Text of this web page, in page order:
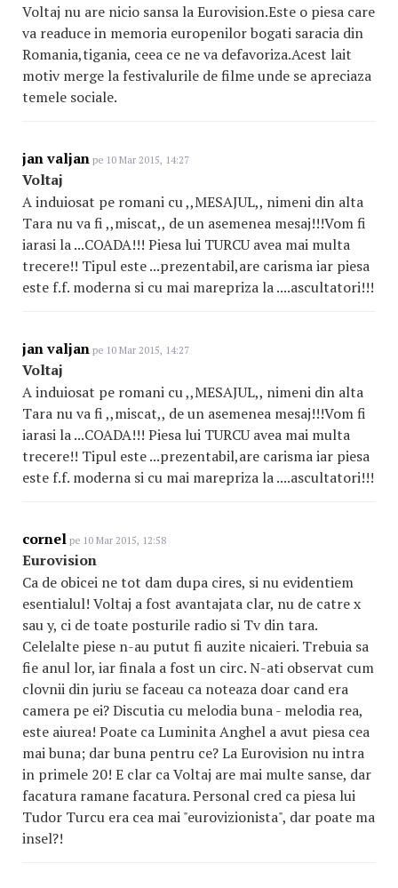
Voltaj nu are nicio sansa la Eurovision.Este o piesa care
va readuce in memoria europenilor bogati saracia din
Romania,tigania, ceea ce ne va defavoriza.Acest lait
motiv merge la festivalurile de filme unde se apreciaza
temele sociale.
jan valjan pe 10 Mar 2015, 14:27
Voltaj
A induiosat pe romani cu ,,MESAJUL,, nimeni din alta
Tara nu va fi ,,miscat,, de un asemenea mesaj!!!Vom fi
iarasi la ...COADA!!! Piesa lui TURCU avea mai multa
trecere!! Tipul este ...prezentabil,are carisma iar piesa
este f.f. moderna si cu mai marepriza la ....ascultatori!!!
jan valjan pe 10 Mar 2015, 14:27
Voltaj
A induiosat pe romani cu ,,MESAJUL,, nimeni din alta
Tara nu va fi ,,miscat,, de un asemenea mesaj!!!Vom fi
iarasi la ...COADA!!! Piesa lui TURCU avea mai multa
trecere!! Tipul este ...prezentabil,are carisma iar piesa
este f.f. moderna si cu mai marepriza la ....ascultatori!!!
cornel pe 10 Mar 2015, 12:58
Eurovision
Ca de obicei ne tot dam dupa cires, si nu evidentiem
esentialul! Voltaj a fost avantajata clar, nu de catre x
sau y, ci de toate posturile radio si Tv din tara.
Celelalte piese n-au putut fi auzite nicaieri. Trebuia sa
fie anul lor, iar finala a fost un circ. N-ati observat cum
clovnii din juriu se faceau ca noteaza doar cand era
camera pe ei? Discutia cu melodia buna - melodia rea,
este aiurea! Poate ca Luminita Anghel a avut piesa cea
mai buna; dar buna pentru ce? La Eurovision nu intra
in primele 20! E clar ca Voltaj are mai multe sanse, dar
facatura ramane facatura. Personal cred ca piesa lui
Tudor Turcu era cea mai "eurovizionista", dar poate ma
insel?!